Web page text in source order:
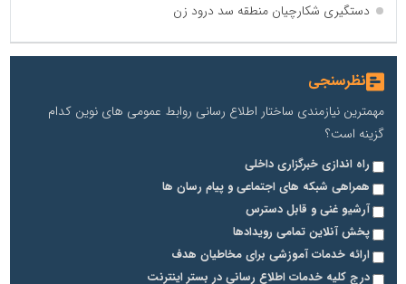
دستگیری شکارچیان منطقه سد درود زن
نظرسنجی
مهمترین نیازمندی ساختار اطلاع رسانی روابط عمومی های نوین کدام
گزینه است؟
راه اندازی خبرگزاری داخلی
همراهی شبکه های اجتماعی و پیام رسان ها
آرشیو غنی و قابل دسترس
پخش آنلاین تمامی رویدادها
ارائه خدمات آموزشی برای مخاطیان هدف
درج کلیه خدمات اطلاع رسانی در بستر اینترنت